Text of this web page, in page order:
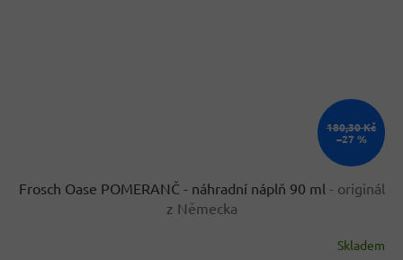
180,30 Kč
–27 %
Frosch Oase POMERANČ - náhradní náplň 90 ml - originál
z Německa
Skladem